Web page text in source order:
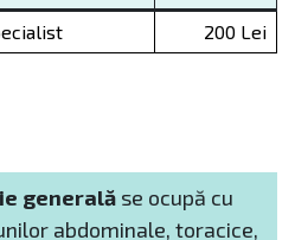
200 Lei
generală se ocupă cu
abdominale, toracice,